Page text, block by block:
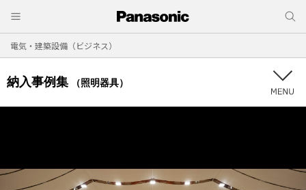
電気・建築設備（ビジネス）
納入事例集 （照明器具）